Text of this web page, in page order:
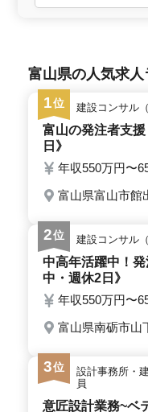
＜地域に根ざした看
おける看護師業務を
く開放的な職場で、
や資格を活かして活
条件＞ 安心の研修体
す。週休2日制で、働
費は実費支給なので
円〜480万円や時給
待遇が用意されて
格は正看護師もしく
年以上の方が対象で
っかり取れる環境が
を活かし、最後の職
富山県の人気求人
1位 建設コンサル
富山の発注者支
日》
年収550万円〜
富山県富山市館
2位 建設コンサル
中高年活躍中！
中・週休2日》
年収550万円〜
富山県南砺市山
3位
設計事務所・
員
意匠設計業務~ベ